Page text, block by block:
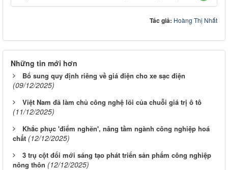
Tác giả: Hoàng Thị Nhất
Những tin mới hơn
Bổ sung quy định riêng về giá điện cho xe sạc điện
(09/12/2025)
Việt Nam đã làm chủ công nghệ lõi của chuỗi giá trị ô tô
(11/12/2025)
Khắc phục 'điểm nghẽn', nâng tầm ngành công nghiệp hoá
chất (12/12/2025)
3 trụ cột đổi mới sáng tạo phát triển sản phẩm công nghiệp
nông thôn (12/12/2025)